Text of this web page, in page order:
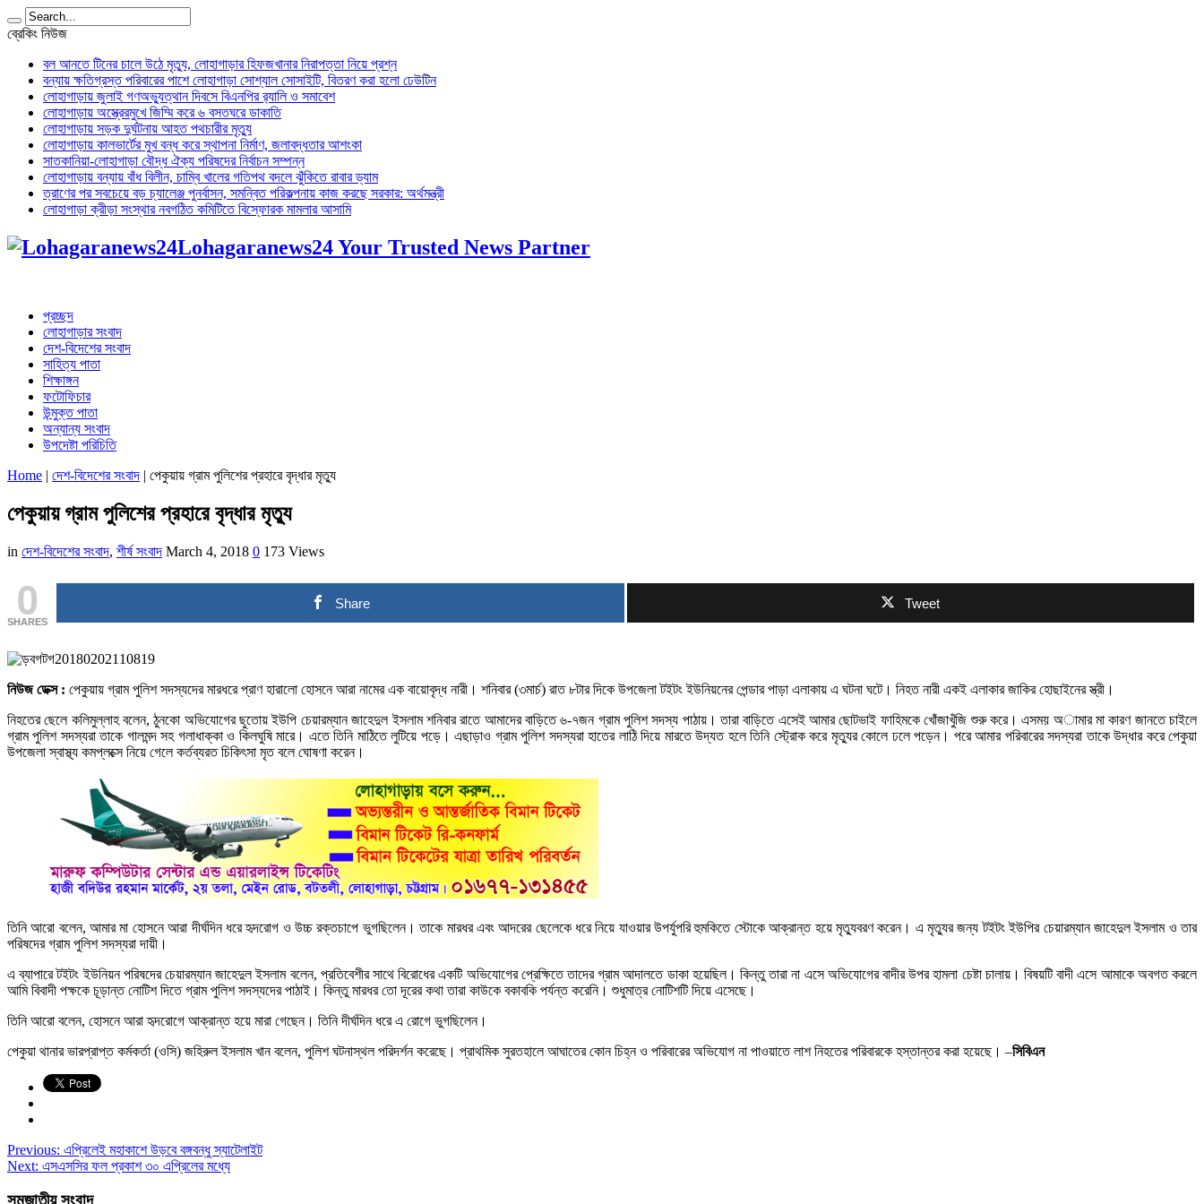
ব্রেকিং নিউজ
বল আনতে টিনের চালে উঠে মৃত্যু, লোহাগাড়ার হিফজখানার নিরাপত্তা নিয়ে প্রশ্ন
বন্যায় ক্ষতিগ্রস্ত পরিবারের পাশে লোহাগাড়া সোশ্যাল সোসাইটি, বিতরণ করা হলো ঢেউটিন
লোহাগাড়ায় জুলাই গণঅভ্যুত্থান দিবসে বিএনপির র‌্যালি ও সমাবেশ
লোহাগাড়ায় অস্ত্রেরমুখে জিম্মি করে ৬ বসতঘরে ডাকাতি
লোহাগাড়ায় সড়ক দুর্ঘটনায় আহত পথচারীর মৃত্যু
লোহাগাড়ায় কালভার্টের মুখ বন্ধ করে স্থাপনা নির্মাণ, জলাবদ্ধতার আশংকা
সাতকানিয়া-লোহাগাড়া বৌদ্ধ ঐক্য পরিষদের নির্বাচন সম্পন্ন
লোহাগাড়ায় বন্যায় বাঁধ বিলীন, চাম্বি খালের গতিপথ বদলে ঝুঁকিতে রাবার ড্যাম
ত্রাণের পর সবচেয়ে বড় চ্যালেঞ্জ পুনর্বাসন, সমন্বিত পরিকল্পনায় কাজ করছে সরকার: অর্থমন্ত্রী
লোহাগাড়া ক্রীড়া সংস্থার নবগঠিত কমিটিতে বিস্ফোরক মামলার আসামি
Lohagaranews24 Your Trusted News Partner
প্রচ্ছদ
লোহাগাড়ার সংবাদ
দেশ-বিদেশের সংবাদ
সাহিত্য পাতা
শিক্ষাঙ্গন
ফটোফিচার
উন্মুক্ত পাতা
অন্যান্য সংবাদ
উপদেষ্টা পরিচিতি
Home | দেশ-বিদেশের সংবাদ | পেকুয়ায় গ্রাম পুলিশের প্রহারে বৃদ্ধার মৃত্যু
পেকুয়ায় গ্রাম পুলিশের প্রহারে বৃদ্ধার মৃত্যু
in দেশ-বিদেশের সংবাদ, শীর্ষ সংবাদ March 4, 2018 0 173 Views
0
SHARES
Share Tweet
নিউজ ডেক্স : পেকুয়ায় গ্রাম পুলিশ সদস্যদের মারধরে প্রাণ হারালো হোসনে আরা নামের এক বায়োবৃদ্ধ নারী। শনিবার (৩মার্চ) রাত ৮টার দিকে উপজেলা টইটং ইউনিয়নের পেন্ডার পাড়া এলাকায় এ ঘটনা ঘটে। নিহত নারী একই এলাকার জাকির হোছাইনের স্ত্রী।
নিহতের ছেলে কলিমুল্লাহ বলেন, ঠুনকো অভিযোগের ছুতোয় ইউপি চেয়ারম্যান জাহেদুল ইসলাম শনিবার রাতে আমাদের বাড়িতে ৬-৭জন গ্রাম পুলিশ সদস্য পাঠায়। তারা বাড়িতে এসেই আমার ছোটভাই ফাহিমকে খোঁজাখুঁজি শুরু করে। এসময় অামার মা কারণ জানতে চাইলে
গ্রাম পুলিশ সদস্যরা তাকে গালমন্দ সহ গলাধাক্কা ও কিলঘুষি মারে। এতে তিনি মাঠিতে লুটিয়ে পড়ে। এছাড়াও গ্রাম পুলিশ সদস্যরা হাতের লাঠি দিয়ে মারতে উদ্যত হলে তিনি স্ট্রোক করে মৃত্যুর কোলে ঢলে পড়েন। পরে আমার পরিবারের সদস্যরা তাকে উদ্ধার করে পেকুয়া
উপজেলা স্বাস্থ্য কমপ্লক্সে নিয়ে গেলে কর্তব্যরত চিকিৎসা মৃত বলে ঘোষণা করেন।
তিনি আরো বলেন, আমার মা হোসনে আরা দীর্ঘদিন ধরে হৃদরোগ ও উচ্চ রক্তচাপে ভুগছিলেন। তাকে মারধর এবং আদরের ছেলেকে ধরে নিয়ে যাওয়ার উপর্যুপরি হুমকিতে স্টোকে আক্রান্ত হয়ে মৃত্যুবরণ করেন। এ মৃত্যুর জন্য টইটং ইউপির চেয়ারম্যান জাহেদুল ইসলাম ও তার
পরিষদের গ্রাম পুলিশ সদস্যরা দায়ী।
এ ব্যাপারে টইটং ইউনিয়ন পরিষদের চেয়ারম্যান জাহেদুল ইসলাম বলেন, প্রতিবেশীর সাথে বিরোধের একটি অভিযোগের প্রেক্ষিতে তাদের গ্রাম আদালতে ডাকা হয়েছিল। কিন্তু তারা না এসে অভিযোগের বাদীর উপর হামলা চেষ্টা চালায়। বিষয়টি বাদী এসে আমাকে অবগত করলে
আমি বিবাদী পক্ষকে চূড়ান্ত নোটিশ দিতে গ্রাম পুলিশ সদস্যদের পাঠাই। কিন্তু মারধর তো দূরের কথা তারা কাউকে বকাবকি পর্যন্ত করেনি। শুধুমাত্র নোটিশটি দিয়ে এসেছে।
তিনি আরো বলেন, হোসনে আরা হৃদরোগে আক্রান্ত হয়ে মারা গেছেন। তিনি দীর্ঘদিন ধরে এ রোগে ভুগছিলেন।
পেকুয়া থানার ভারপ্রাপ্ত কর্মকর্তা (ওসি) জহিরুল ইসলাম খান বলেন, পুলিশ ঘটনাস্থল পরিদর্শন করেছে। প্রাথমিক সুরতহালে আঘাতের কোন চিহ্ন ও পরিবারের অভিযোগ না পাওয়াতে লাশ নিহতের পরিবারকে হস্তান্তর করা হয়েছে। –সিবিএন
Previous: এপ্রিলেই মহাকাশে উড়বে বঙ্গবন্ধু স্যাটেলাইট
Next: এসএসসির ফল প্রকাশ ৩০ এপ্রিলের মধ্যে